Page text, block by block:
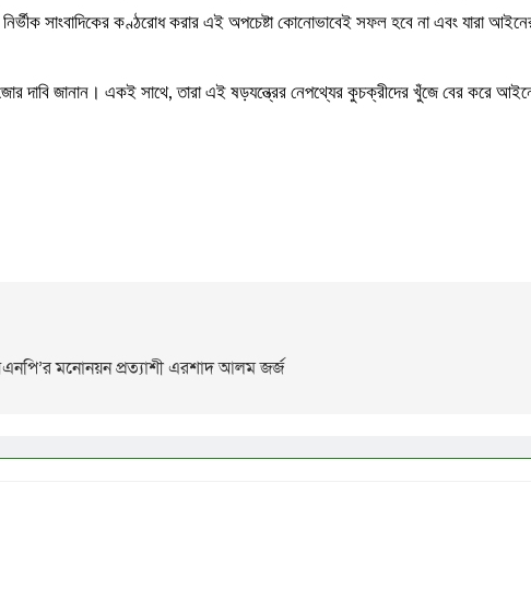
সাংবাদিকের কণ্ঠরোধ করার এই অপচেষ্টা কোনোভাবেই সফল হবে না এবং যারা
জোর দাবি জানান। একই সাথে, তারা এই ষড়যন্ত্রের নেপথ্যের কুচক্রীদের খুঁজে বের করে
মনোনয়ন প্রত্যাশী এরশাদ আলম জর্জ